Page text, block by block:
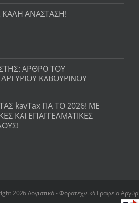
ΚΑΛΗ ΑΝΑΣΤΑΣΗ!
ΑΡΘΡΟ ΤΟΥ
ΚΑΒΟΥΡΙΝΟΥ
kavTax ΓΙΑ ΤΟ 2026! ΜΕ
ΚΑΙ ΕΠΑΓΓΕΛΜΑΤΙΚΕΣ
2026 Λογιστικό - Φοροτεχνικό Γραφείο